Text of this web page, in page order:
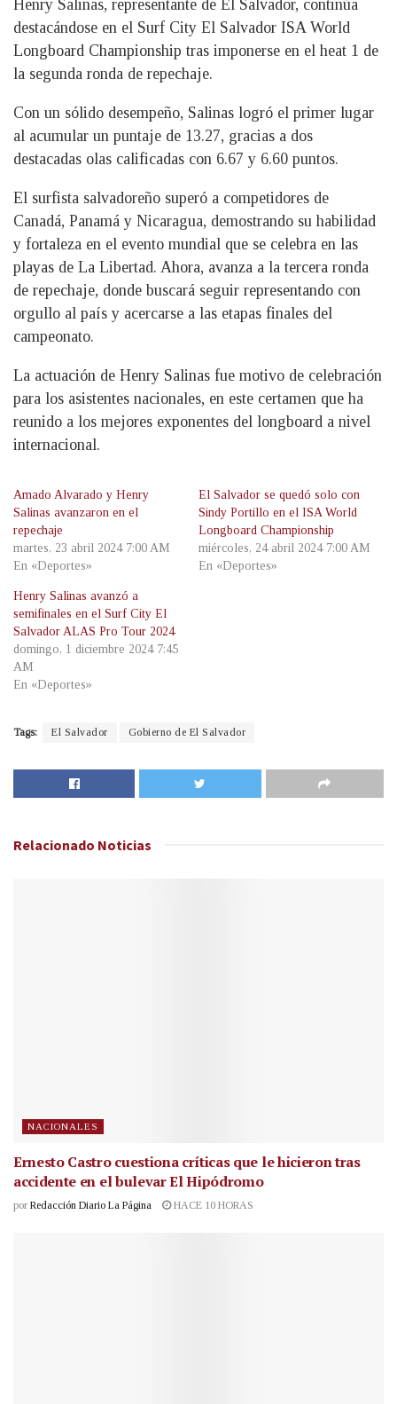
Henry Salinas, representante de El Salvador, continúa
destacándose en el Surf City El Salvador ISA World
Longboard Championship tras imponerse en el heat 1 de
la segunda ronda de repechaje.
Con un sólido desempeño, Salinas logró el primer lugar
al acumular un puntaje de 13.27, gracias a dos
destacadas olas calificadas con 6.67 y 6.60 puntos.
El surfista salvadoreño superó a competidores de
Canadá, Panamá y Nicaragua, demostrando su habilidad
y fortaleza en el evento mundial que se celebra en las
playas de La Libertad. Ahora, avanza a la tercera ronda
de repechaje, donde buscará seguir representando con
orgullo al país y acercarse a las etapas finales del
campeonato.
La actuación de Henry Salinas fue motivo de celebración
para los asistentes nacionales, en este certamen que ha
reunido a los mejores exponentes del longboard a nivel
internacional.
Amado Alvarado y Henry
Salinas avanzaron en el
repechaje
martes, 23 abril 2024 7:00 AM
En «Deportes»
El Salvador se quedó solo con
Sindy Portillo en el ISA World
Longboard Championship
miércoles, 24 abril 2024 7:00 AM
En «Deportes»
Henry Salinas avanzó a
semifinales en el Surf City El
Salvador ALAS Pro Tour 2024
domingo, 1 diciembre 2024 7:45
AM
En «Deportes»
Tags: El Salvador Gobierno de El Salvador
Relacionado Noticias
NACIONALES
Ernesto Castro cuestiona críticas que le hicieron tras
accidente en el bulevar El Hipódromo
por Redacción Diario La Página HACE 10 HORAS